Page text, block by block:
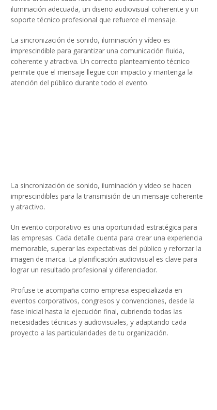
iluminación adecuada, un diseño audiovisual coherente y un
soporte técnico profesional que refuerce el mensaje.
La sincronización de sonido, iluminación y vídeo es
imprescindible para garantizar una comunicación fluida,
coherente y atractiva. Un correcto planteamiento técnico
permite que el mensaje llegue con impacto y mantenga la
atención del público durante todo el evento.
La sincronización de sonido, iluminación y vídeo se hacen
imprescindibles para la transmisión de un mensaje coherente
y atractivo.
Un evento corporativo es una oportunidad estratégica para
las empresas. Cada detalle cuenta para crear una experiencia
memorable, superar las expectativas del público y reforzar la
imagen de marca. La planificación audiovisual es clave para
lograr un resultado profesional y diferenciador.
Profuse te acompaña como empresa especializada en
eventos corporativos, congresos y convenciones, desde la
fase inicial hasta la ejecución final, cubriendo todas las
necesidades técnicas y audiovisuales, y adaptando cada
proyecto a las particularidades de tu organización.